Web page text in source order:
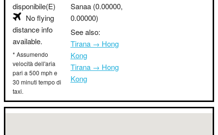
disponibile(E)
No flying
distance info
available.
* Assumendo
velocità dell'aria
pari a 500 mph e
30 minuti tempo di
taxi.
Sanaa (0.00000,
0.00000)
See also:
Tirana → Hong
Kong
Tirana → Hong
Kong